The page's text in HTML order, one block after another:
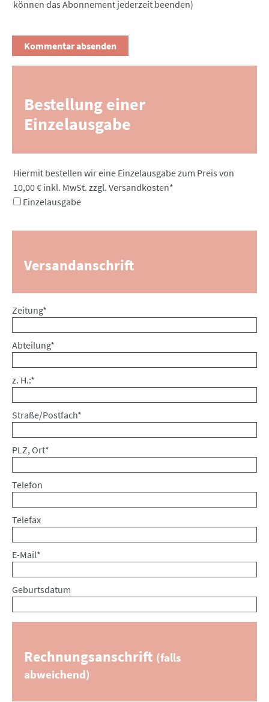
können das Abonnement jederzeit beenden)
Bestellung einer
Einzelausgabe
Pflichtfeld
Hiermit bestellen wir eine Einzelausgabe zum Preis von
10,00 € inkl. MwSt. zzgl. Versandkosten*
Einzelausgabe
Versandanschrift
Pflichtfeld
Zeitung*
Pflichtfeld
Abteilung*
Pflichtfeld
z. H.:*
Pflichtfeld
Straße/Postfach*
Pflichtfeld
PLZ, Ort*
Telefon
Telefax
Pflichtfeld
E-Mail*
Geburtsdatum
Rechnungsanschrift (falls
abweichend)